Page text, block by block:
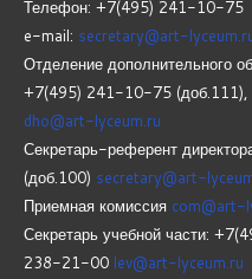
Телефон: +7(495) 241-10-75
e-mail: secretary@art-
Отделение дополнительного
+7(495) 241-10-75
dho@art-lyceum.ru
Секретарь-референт
(доб.100) secretary@art-
Приемная комиссия com@art-
Секретарь учебной части:
238-21-00 lev@art-lyceum.ru